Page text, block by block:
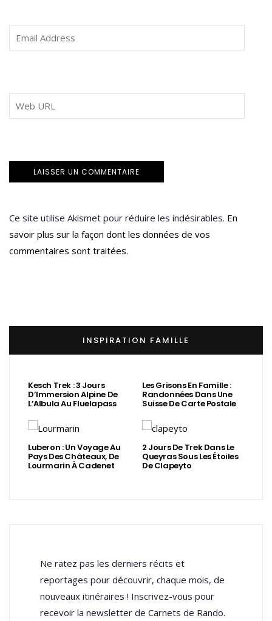
Ce site utilise Akismet pour réduire les indésirables. En
savoir plus sur la façon dont les données de vos
commentaires sont traitées.
INSPIRATION FAMILLE
Kesch Trek : 3 Jours
D’Immersion Alpine De
L’Albula Au Fluelapass
Les Grisons En Famille :
Randonnées Dans Une
Suisse De Carte Postale
Luberon : Un Voyage Au
Pays Des Châteaux, De
Lourmarin À Cadenet
2 Jours De Trek Dans Le
Queyras Sous Les Étoiles
De Clapeyto
Ne ratez pas les derniers récits et
reportages pour découvrir, chaque mois, de
nouveaux itinéraires ! Inscrivez-vous pour
recevoir la newsletter de Carnets de Rando.